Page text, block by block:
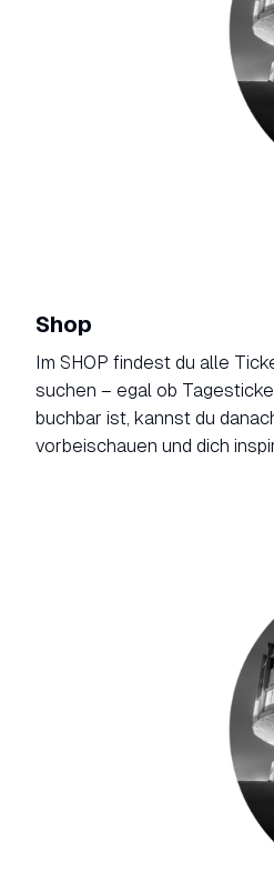
Shop
Im SHOP findest du alle
suchen – egal ob
buchbar ist, kannst du
vorbeischauen und dich